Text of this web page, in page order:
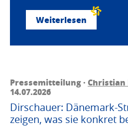
Weiterlesen
Pressemitteilung ·
14.07.2026
Dirschauer: Dänemark-
zeigen, was sie konkret